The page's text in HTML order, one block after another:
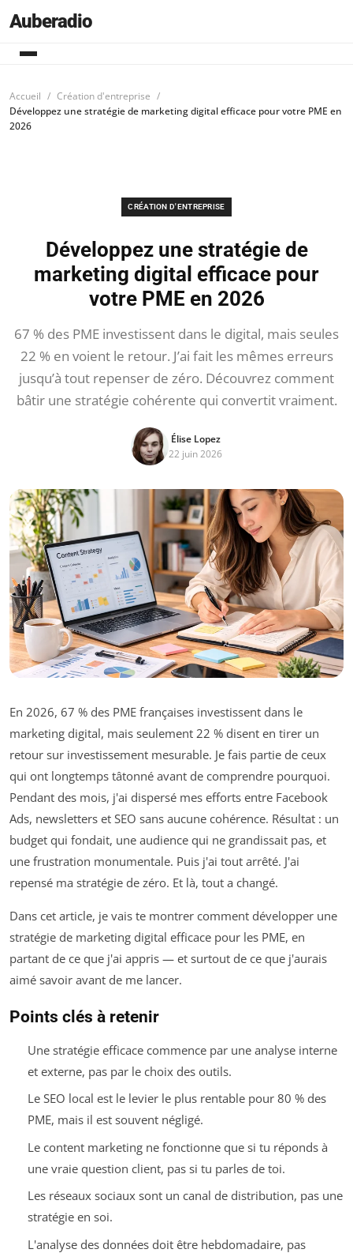
Auberadio
Accueil
Création d'entreprise
Développez une stratégie de marketing digital efficace pour votre PME en
2026
CRÉATION D'ENTREPRISE
Développez une stratégie de
marketing digital efficace pour
votre PME en 2026
67 % des PME investissent dans le digital, mais seules
22 % en voient le retour. J’ai fait les mêmes erreurs
jusqu’à tout repenser de zéro. Découvrez comment
bâtir une stratégie cohérente qui convertit vraiment.
Élise Lopez
22 juin 2026
En 2026, 67 % des PME françaises investissent dans le
marketing digital, mais seulement 22 % disent en tirer un
retour sur investissement mesurable. Je fais partie de ceux
qui ont longtemps tâtonné avant de comprendre pourquoi.
Pendant des mois, j'ai dispersé mes efforts entre Facebook
Ads, newsletters et SEO sans aucune cohérence. Résultat : un
budget qui fondait, une audience qui ne grandissait pas, et
une frustration monumentale. Puis j'ai tout arrêté. J'ai
repensé ma stratégie de zéro. Et là, tout a changé.
Dans cet article, je vais te montrer comment développer une
stratégie de marketing digital efficace pour les PME, en
partant de ce que j'ai appris — et surtout de ce que j'aurais
aimé savoir avant de me lancer.
Points clés à retenir
Une stratégie efficace commence par une analyse interne
et externe, pas par le choix des outils.
Le SEO local est le levier le plus rentable pour 80 % des
PME, mais il est souvent négligé.
Le content marketing ne fonctionne que si tu réponds à
une vraie question client, pas si tu parles de toi.
Les réseaux sociaux sont un canal de distribution, pas une
stratégie en soi.
L'analyse des données doit être hebdomadaire, pas